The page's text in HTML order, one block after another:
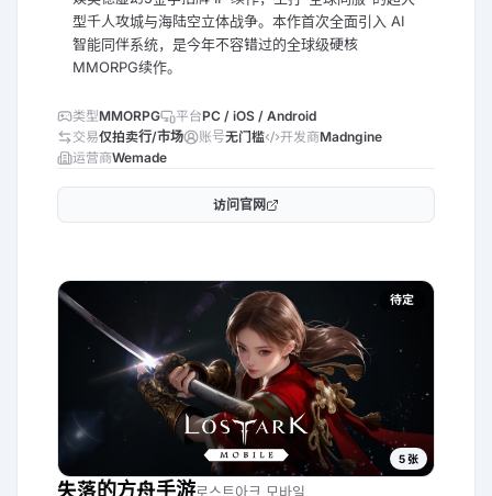
型千人攻城与海陆空立体战争。本作首次全面引入 AI
智能同伴系统，是今年不容错过的全球级硬核
MMORPG续作。
类型MMORPG 平台PC / iOS / Android
交易仅拍卖行/市场 账号无门槛 开发商Madngine
运营商Wemade
访问官网
待定
5张
失落的方舟手游로스트아크 모바일